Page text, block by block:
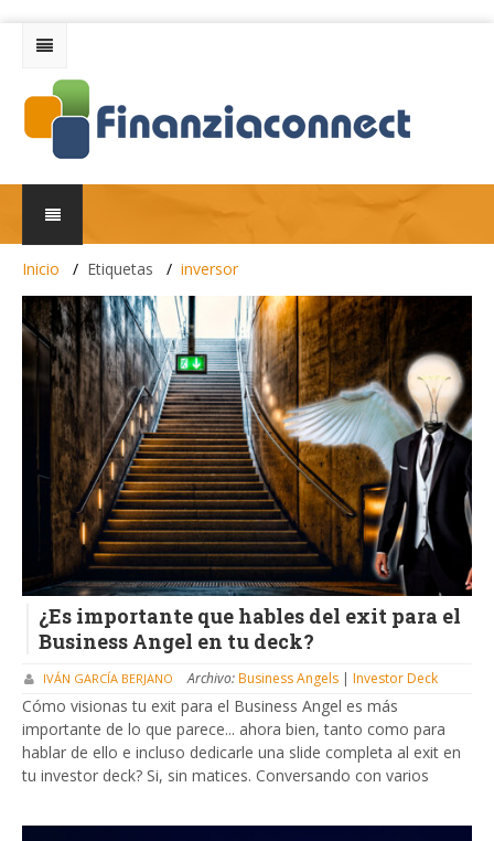
Inicio Etiquetas inversor
¿Es importante que hables del exit para el
Business Angel en tu deck?
IVÁN GARCÍA BERJANO Archivo:Business Angels | Investor Deck
Cómo visionas tu exit para el Business Angel es más
importante de lo que parece... ahora bien, tanto como para
hablar de ello e incluso dedicarle una slide completa al exit en
tu investor deck? Si, sin matices. Conversando con varios